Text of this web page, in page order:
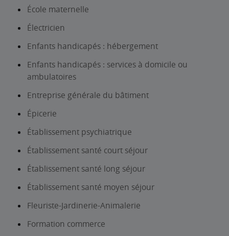
École maternelle
Électricien
Enfants handicapés : hébergement
Enfants handicapés : services à domicile ou
ambulatoires
Entreprise générale du bâtiment
Épicerie
Établissement psychiatrique
Établissement santé court séjour
Établissement santé long séjour
Établissement santé moyen séjour
Fleuriste-Jardinerie-Animalerie
Formation commerce